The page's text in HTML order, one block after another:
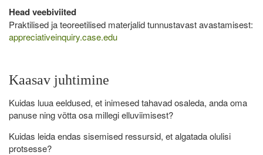
Head veebiviited
Praktilised ja teoreetilised materjalid tunnustavast avastamisest:
appreciativeinquiry.case.edu
Kaasav juhtimine
Kuidas luua eeldused, et inimesed tahavad osaleda, anda oma
panuse ning võtta osa millegi elluviimisest?
Kuidas leida endas sisemised ressursid, et algatada olulisi
protsesse?